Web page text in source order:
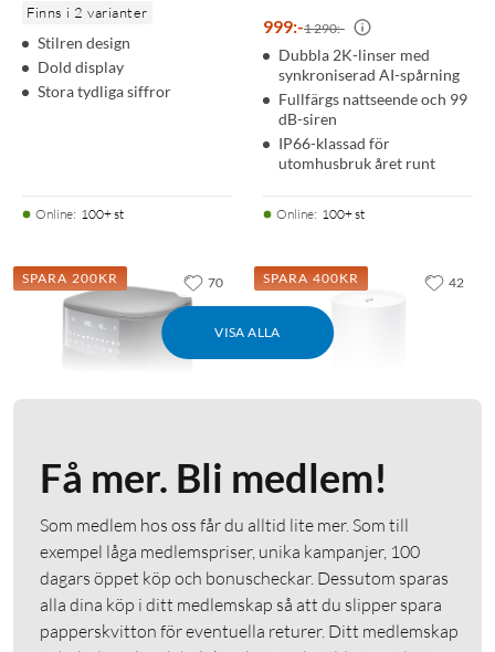
Finns i 2 varianter
Stilren design
Dold display
Stora tydliga siffror
Online: 100+ st
999:-1 290:-
Dubbla 2K-linser med
synkroniserad AI-spårning
Fullfärgs nattseende och 99
dB-siren
IP66-klassad för
utomhusbruk året runt
Online: 100+ st
VISA ALLA
SPARA 200KR
Airfryer XL 6,5 liter
4.5 (45)
599:-799:-
Fönster och belysning
Förvärmer och håller varmt
70 SPARA 400KR
Deco BE25 Outdoor Mesh
Wifi 7-router BE3600
4.5 (22)
1 490:- 1 890:-
Wifi 7 upp till 5 Gb/s
42
Få mer. Bli medlem!
Som medlem hos oss får du alltid lite mer. Som till
exempel låga medlemspriser, unika kampanjer, 100
dagars öppet köp och bonuscheckar. Dessutom sparas
alla dina köp i ditt medlemskap så att du slipper spara
papperskvitton för eventuella returer. Ditt medlemskap